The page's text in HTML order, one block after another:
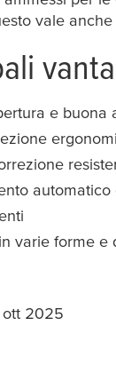
vale
e buona
varie forme e
ott 2025